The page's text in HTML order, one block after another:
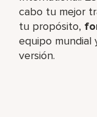
cabo tu mejor
tu propósito,
equipo mundial
versión.